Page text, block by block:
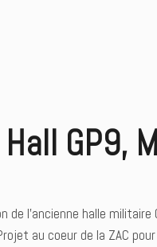
GP9,
l’ancienne halle militaire
au coeur de la ZAC